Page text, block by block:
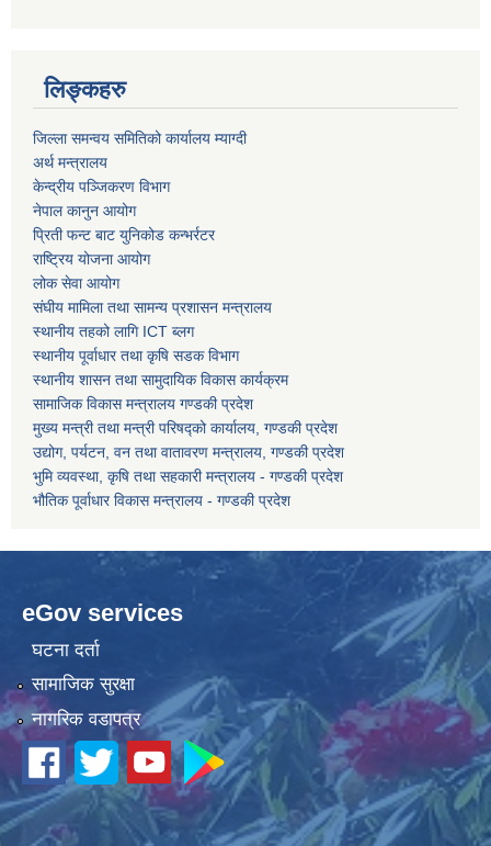
कृषि शाखालिङ्कहरु
जिल्ला समन्वय समितिको कार्यालय म्याग्दी
अर्थ मन्त्रालय
केन्द्रीय पञ्जिकरण विभाग
नेपाल कानुन आयोग
प्रिती फन्ट बाट युनिकोड कन्भर्रटर
राष्ट्रिय योजना आयोग
लोक सेवा आयोग
संघीय मामिला तथा सामन्य प्रशासन मन्त्रालय
स्थानीय तहको लागि ICT ब्लग
स्थानीय पूर्वाधार तथा कृषि सडक विभाग
स्थानीय शासन तथा सामुदायिक विकास कार्यक्रम
सामाजिक विकास मन्त्रालय गण्डकी प्रदेश
मुख्य मन्त्री तथा मन्त्री परिषद्को कार्यालय, गण्डकी प्रदेश
उद्योग, पर्यटन, वन तथा वातावरण मन्त्रालय, गण्डकी प्रदेश
भुमि व्यवस्था, कृषि तथा सहकारी मन्त्रालय - गण्डकी प्रदेश
भौतिक पूर्वाधार विकास मन्त्रालय - गण्डकी प्रदेश
eGov services
घटना दर्ता
सामाजिक सुरक्षा
नागरिक वडापत्र